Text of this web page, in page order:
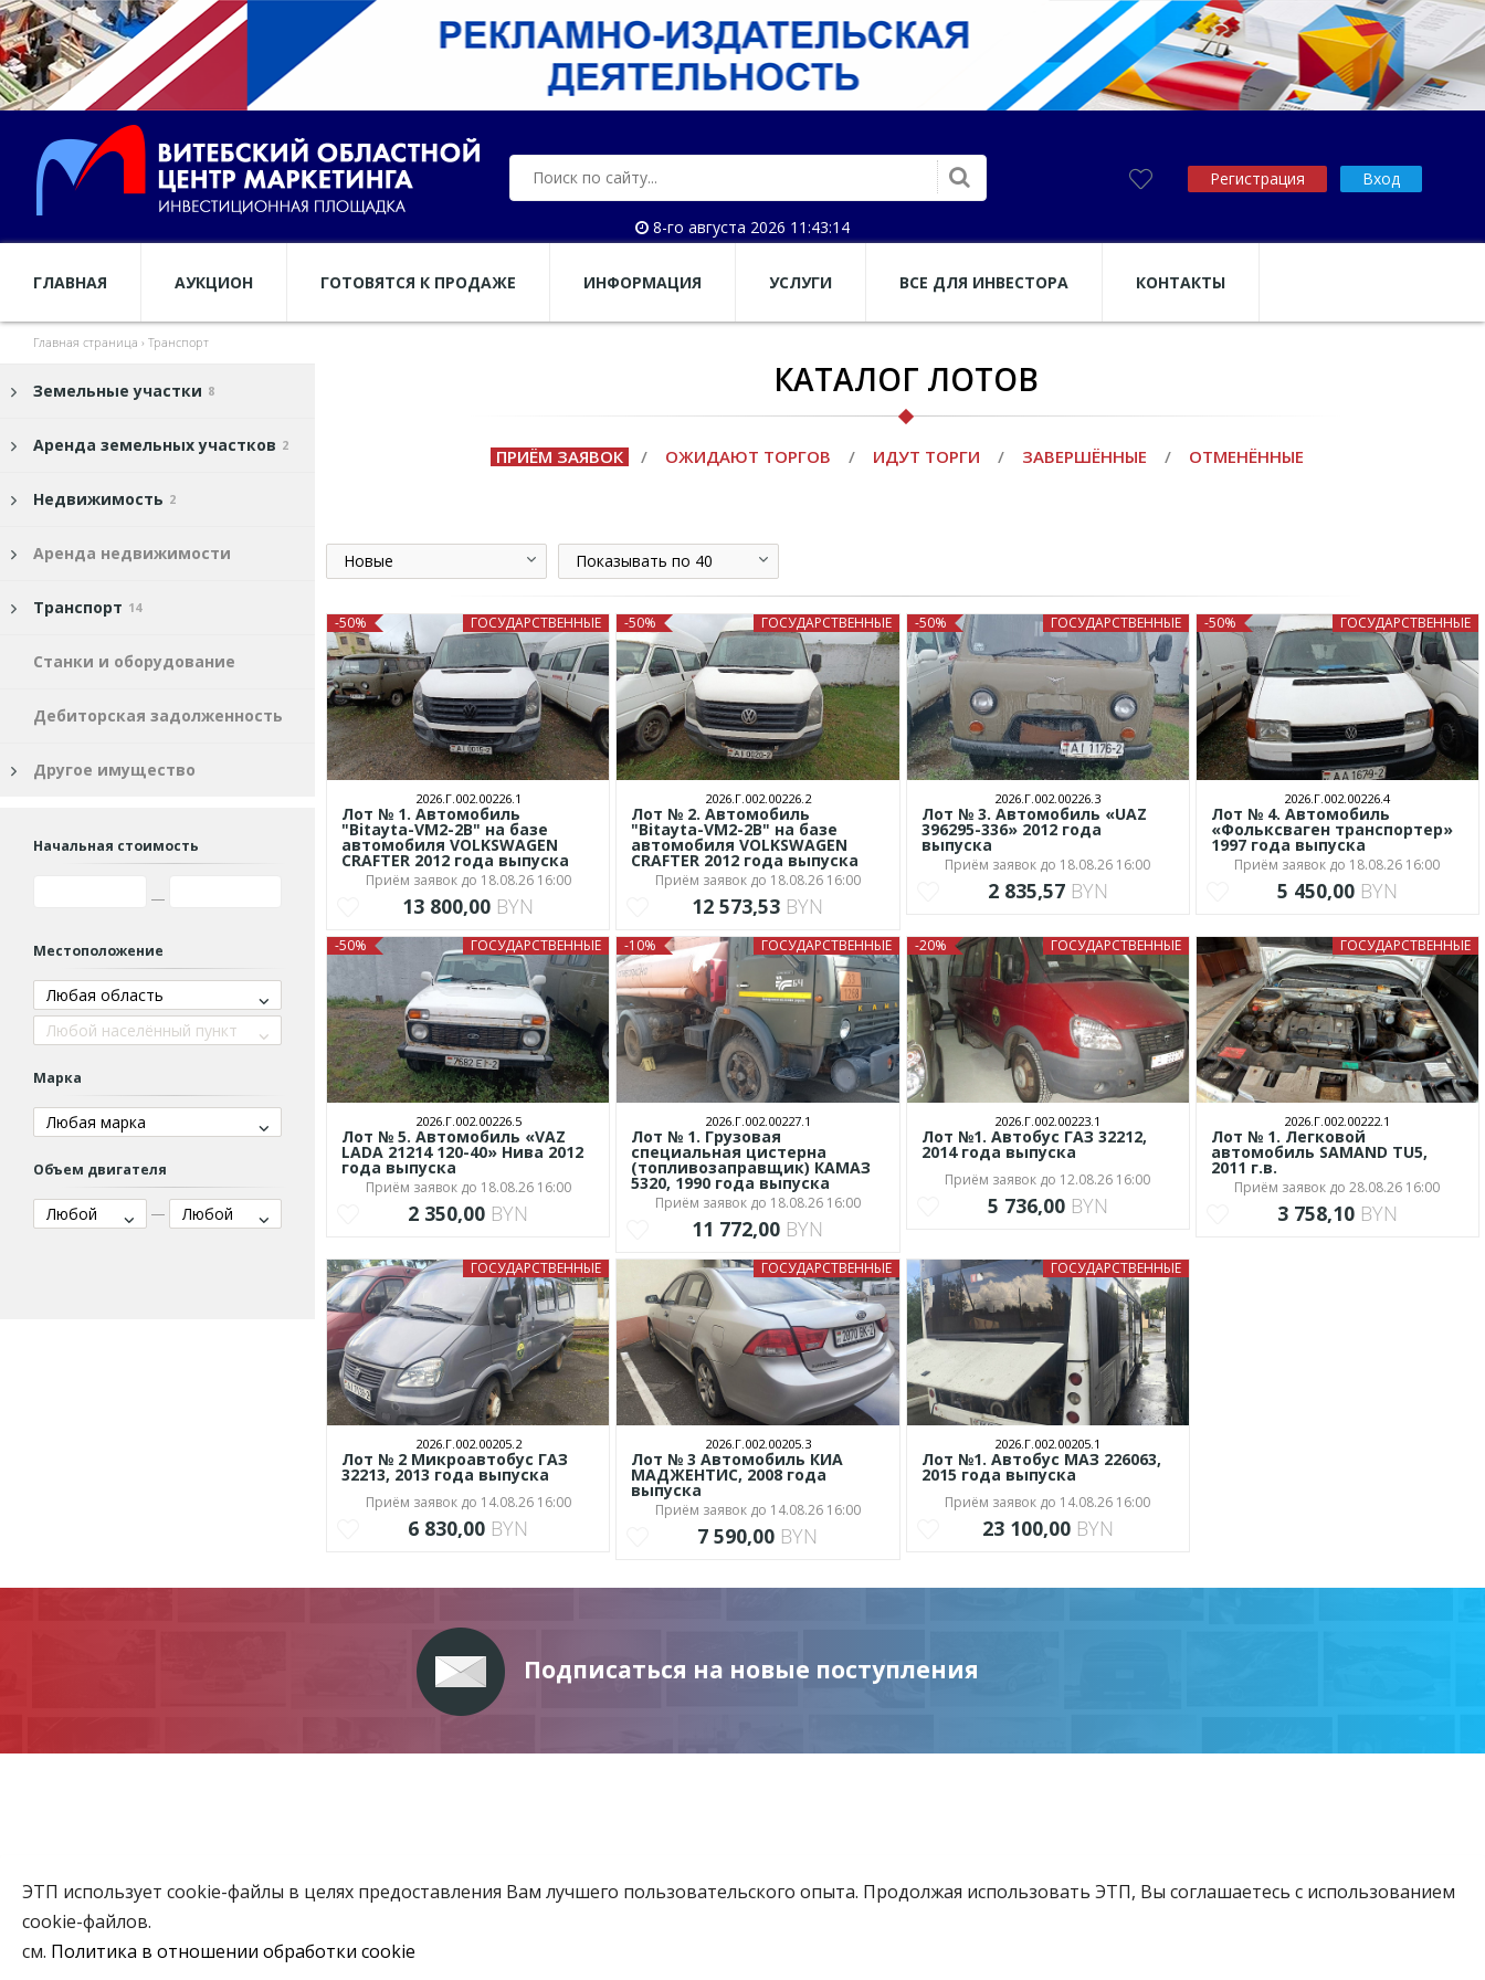
Регистрация Вход
8-го августа 2026 11:43:15
ГЛАВНАЯ АУКЦИОН ГОТОВЯТСЯ К ПРОДАЖЕ ИНФОРМАЦИЯ УСЛУГИ ВСЕ ДЛЯ ИНВЕСТОРА КОНТАКТЫ
Главная страница › Транспорт
Земельные участки 8
Аренда земельных участков 2
Недвижимость 2
Аренда недвижимости
Транспорт 14
Станки и оборудование
Дебиторская задолженность
Другое имущество
Начальная стоимость
Местоположение
Любая область
Любой населённый пункт
Марка
Любая марка
Объем двигателя
Любой Любой
КАТАЛОГ ЛОТОВ
ПРИЁМ ЗАЯВОК / ОЖИДАЮТ ТОРГОВ / ИДУТ ТОРГИ / ЗАВЕРШЁННЫЕ / ОТМЕНЁННЫЕ
Новые Показывать по 40
ГОСУДАРСТВЕННЫЕ
-50%
2026.Г.002.00226.1
Лот № 1. Автомобиль
"Bitayta-VM2-2B" на базе
автомобиля VOLKSWAGEN
CRAFTER 2012 года выпуска
Приём заявок до 18.08.26 16:00
13 800,00 BYN
ГОСУДАРСТВЕННЫЕ
-50%
2026.Г.002.00226.2
Лот № 2. Автомобиль
"Bitayta-VM2-2B" на базе
автомобиля VOLKSWAGEN
CRAFTER 2012 года выпуска
Приём заявок до 18.08.26 16:00
12 573,53 BYN
ГОСУДАРСТВЕННЫЕ
-50%
2026.Г.002.00226.3
Лот № 3. Автомобиль «UAZ
396295-336» 2012 года
выпуска
Приём заявок до 18.08.26 16:00
2 835,57 BYN
ГОСУДАРСТВЕННЫЕ
-50%
2026.Г.002.00226.4
Лот № 4. Автомобиль
«Фольксваген транспортер»
1997 года выпуска
Приём заявок до 18.08.26 16:00
5 450,00 BYN
ГОСУДАРСТВЕННЫЕ
-50%
2026.Г.002.00226.5
Лот № 5. Автомобиль «VAZ
LADA 21214 120-40» Нива 2012
года выпуска
Приём заявок до 18.08.26 16:00
2 350,00 BYN
ГОСУДАРСТВЕННЫЕ
-10%
2026.Г.002.00227.1
Лот № 1. Грузовая
специальная цистерна
(топливозаправщик) КАМАЗ
5320, 1990 года выпуска
Приём заявок до 18.08.26 16:00
11 772,00 BYN
ГОСУДАРСТВЕННЫЕ
-20%
2026.Г.002.00223.1
Лот №1. Автобус ГАЗ 32212,
2014 года выпуска
Приём заявок до 12.08.26 16:00
5 736,00 BYN
ГОСУДАРСТВЕННЫЕ
2026.Г.002.00222.1
Лот № 1. Легковой
автомобиль SAMAND TU5,
2011 г.в.
Приём заявок до 28.08.26 16:00
3 758,10 BYN
ГОСУДАРСТВЕННЫЕ
2026.Г.002.00205.2
Лот № 2 Микроавтобус ГАЗ
32213, 2013 года выпуска
Приём заявок до 14.08.26 16:00
6 830,00 BYN
ГОСУДАРСТВЕННЫЕ
2026.Г.002.00205.3
Лот № 3 Автомобиль КИА
МАДЖЕНТИС, 2008 года
выпуска
Приём заявок до 14.08.26 16:00
7 590,00 BYN
ГОСУДАРСТВЕННЫЕ
2026.Г.002.00205.1
Лот №1. Автобус МАЗ 226063,
2015 года выпуска
Приём заявок до 14.08.26 16:00
23 100,00 BYN
Подписаться на новые поступления
ЭТП использует cookie-файлы в целях предоставления Вам лучшего пользовательского опыта. Продолжая использовать ЭТП, Вы соглашаетесь с использованием
cookie-файлов.
см. Политика в отношении обработки cookie